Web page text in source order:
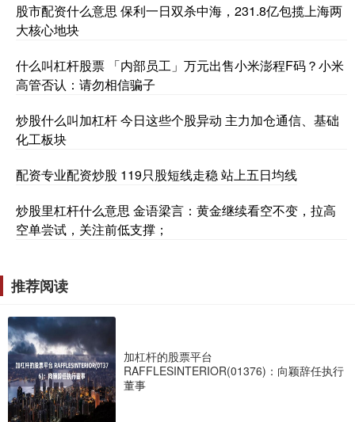
股市配资什么意思 保利一日双杀中海，231.8亿包揽上海两
大核心地块
什么叫杠杆股票 「内部员工」万元出售小米澎程F码？小米
高管否认：请勿相信骗子
炒股什么叫加杠杆 今日这些个股异动 主力加仓通信、基础
化工板块
配资专业配资炒股 119只股短线走稳 站上五日均线
炒股里杠杆什么意思 金语梁言：黄金继续看空不变，拉高
空单尝试，关注前低支撑；
推荐阅读
加杠杆的股票平台
RAFFLESINTERIOR(01376)：向颖辞任执行
董事